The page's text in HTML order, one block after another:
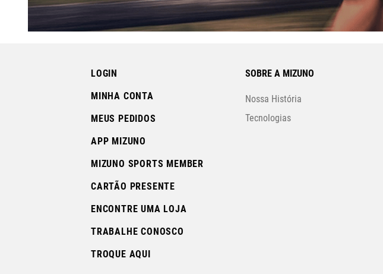
LOGIN
MINHA CONTA
MEUS PEDIDOS
APP MIZUNO
MIZUNO SPORTS MEMBER
CARTÃO PRESENTE
ENCONTRE UMA LOJA
TRABALHE CONOSCO
TROQUE AQUI
SOBRE A MIZUNO
Nossa História
Tecnologias